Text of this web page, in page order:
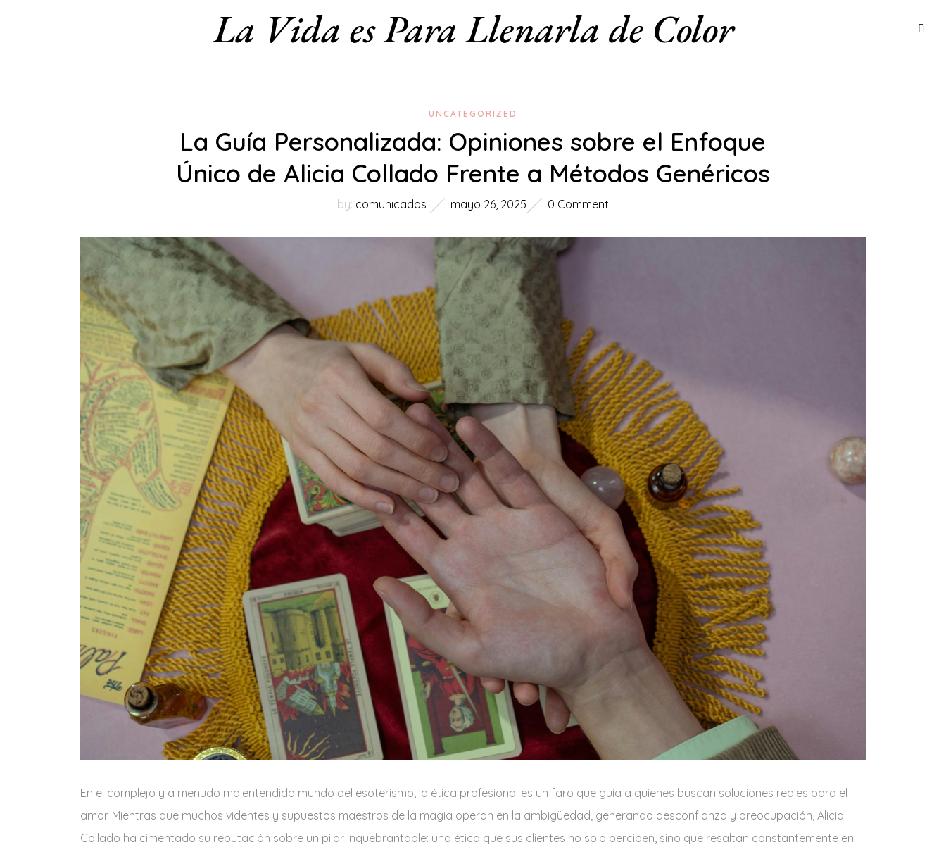
La Vida es Para Llenarla de Color
UNCATEGORIZED
La Guía Personalizada: Opiniones sobre el Enfoque
Único de Alicia Collado Frente a Métodos Genéricos
by: comunicados mayo 26, 2025 0 Comment
En el complejo y a menudo malentendido mundo del esoterismo, la ética profesional es un faro que guía a quienes buscan soluciones reales para el
amor. Mientras que muchos videntes y supuestos maestros de la magia operan en la ambigüedad, generando desconfianza y preocupación, Alicia
Collado ha cimentado su reputación sobre un pilar inquebrantable: una ética que sus clientes no solo perciben, sino que resaltan constantemente en